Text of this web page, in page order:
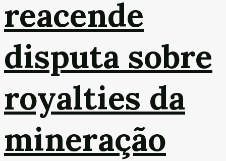
reacende
disputa sobre
royalties da
mineração